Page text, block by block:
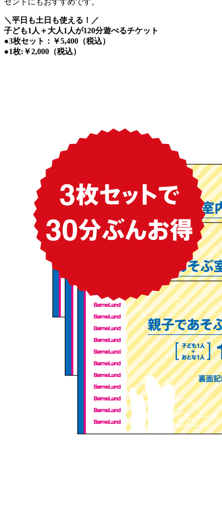
＼平日も土日も使える！／
子ども1人＋大人1人が120分遊べるチケット
●3枚セット：￥5,400（税込）
●1枚:￥2,000（税込）